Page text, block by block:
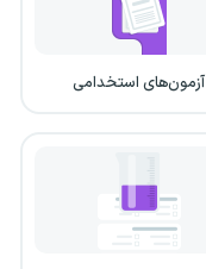
آزمون‌های استخدامی